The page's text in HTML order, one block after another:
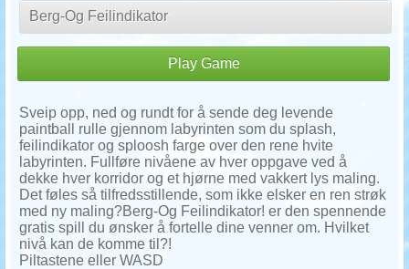
Berg-Og Feilindikator
Play Game
Sveip opp, ned og rundt for å sende deg levende
paintball rulle gjennom labyrinten som du splash,
feilindikator og sploosh farge over den rene hvite
labyrinten. Fullføre nivåene av hver oppgave ved å
dekke hver korridor og et hjørne med vakkert lys maling.
Det føles så tilfredsstillende, som ikke elsker en ren strøk
med ny maling?Berg-Og Feilindikator! er den spennende
gratis spill du ønsker å fortelle dine venner om. Hvilket
nivå kan de komme til?!
Piltastene eller WASD